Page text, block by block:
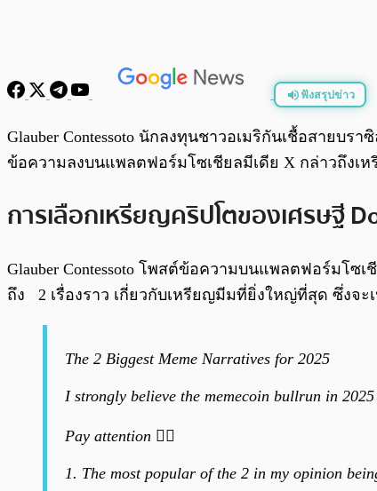
ฟังสรุปข่าว
พร้อมเล่น
Glauber Contessoto นักลงทุนชาวอเมริกันเชื้อสายบร
ข้อความลงบนแพลตฟอร์มโซเชียลมีเดีย X กล่าวถึงเ
การเลือกเหรียญคริปโตของเศรษฐี
Glauber Contessoto โพสต์ข้อความบนแพลตฟอร์มโซเ
ถึง 2 เรื่องราว เกี่ยวกับเหรียญมีมที่ยิ่งใหญ่ที่สุด ซึ่งจะ
The 2 Biggest Meme Narratives for 2025
I strongly believe the memecoin bullrun in
Pay attention 👇🏼
1. The most popular of the 2 in my opinion